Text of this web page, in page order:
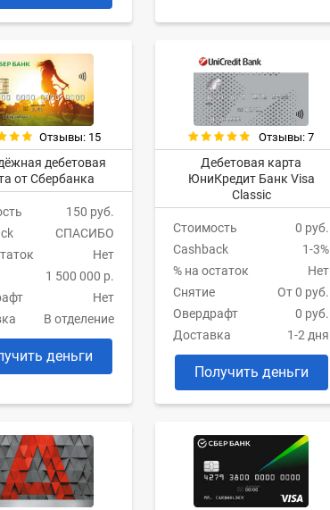
Отзывы: 15
дебетовая
от Сбербанка
150 руб.
СПАСИБО
Нет
1 500 000 р.
Нет
В отделение
деньги
Отзывы: 7
Дебетовая карта
ЮниКредит Банк Visa
Classic
Стоимость
0 руб.
Cashback
1-3%
% на остаток
Нет
Снятие
От 0 руб.
Овердрафт
0 руб.
Доставка
1-2 дня
Получить деньги